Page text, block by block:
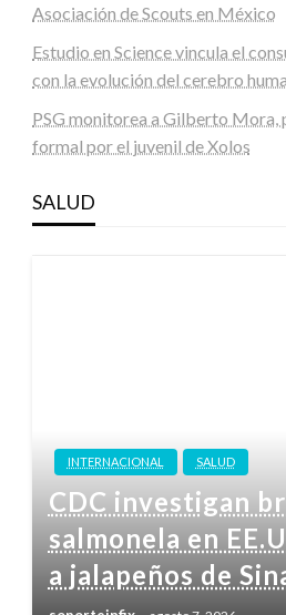
Asociación de Scouts en México
Estudio en Science vincula el
con la evolución del cerebro
PSG monitorea a Gilberto Mora,
formal por el juvenil de Xolos
SALUD
INTERNACIONAL SALUD
CDC investigan
salmonela en
a jalapeños de